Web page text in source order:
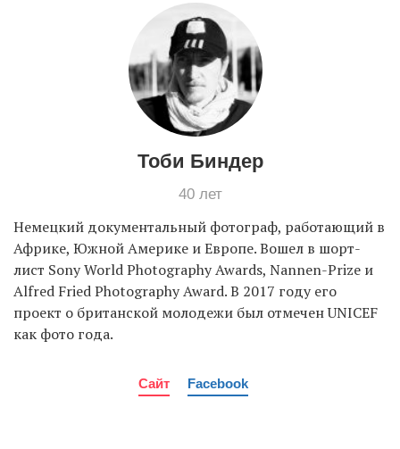
Тоби Биндер
40 лет
Немецкий документальный фотограф, работающий в
Африке, Южной Америке и Европе. Вошел в шорт-
лист Sony World Photography Awards, Nannen-Prize и
Alfred Fried Photography Award. В 2017 году его
проект о британской молодежи был отмечен UNICEF
как фото года.
Сайт Facebook